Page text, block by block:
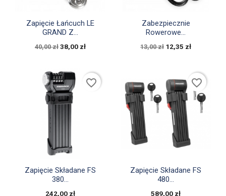
Szybki podgląd
Zapięcie Łańcuch LE
GRAND Z...
40,00 zł 38,00 zł
Szybki podgląd
Zabezpiecznie
Rowerowe...
13,00 zł 12,35 zł
Szybki podgląd
Zapięcie Składane FS
380...
242,00 zł
favorite_border
Szybki podgląd
Zapięcie Składane FS
480...
589,00 zł
favorite_border